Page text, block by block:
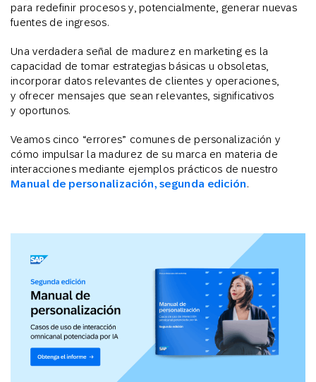
para redefinir procesos y, potencialmente, generar nuevas
fuentes de ingresos.
Una verdadera señal de madurez en marketing es la
capacidad de tomar estrategias básicas u obsoletas,
incorporar datos relevantes de clientes y operaciones,
y ofrecer mensajes que sean relevantes, significativos
y oportunos.
Veamos cinco “errores” comunes de personalización y
cómo impulsar la madurez de su marca en materia de
interacciones mediante ejemplos prácticos de nuestro
Manual de personalización, segunda edición.